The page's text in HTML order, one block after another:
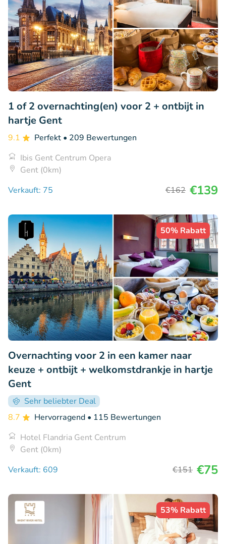
1 of 2 overnachting(en) voor 2 + ontbijt in
hartje Gent
9.1 Perfekt • 209 Bewertungen
Ibis Gent Centrum Opera
Gent (0km)
Verkauft: 75
€162 €139
50% Rabatt
Overnachting voor 2 in een kamer naar
keuze + ontbijt + welkomstdrankje in hartje
Gent
Sehr beliebter Deal
8.7
Hervorragend • 115 Bewertungen
Hotel Flandria Gent Centrum
Gent (0km)
Verkauft: 609
€151 €75
53% Rabatt